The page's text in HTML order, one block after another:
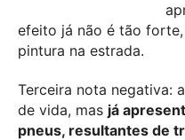
efeito já não é tão
pintura na estrada.
Terceira nota negativa:
de vida, mas já
pneus, resultantes de